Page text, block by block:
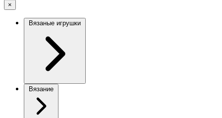
×
Вязаные игрушки
Вязание